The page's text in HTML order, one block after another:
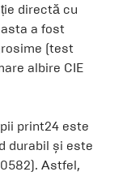
directă cu
a fost
(test
albire CIE
print24 este
durabil și este
Astfel,